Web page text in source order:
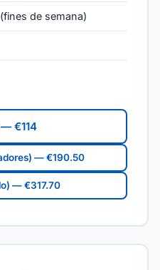
de semana)
€114
— €190.50
— €317.70